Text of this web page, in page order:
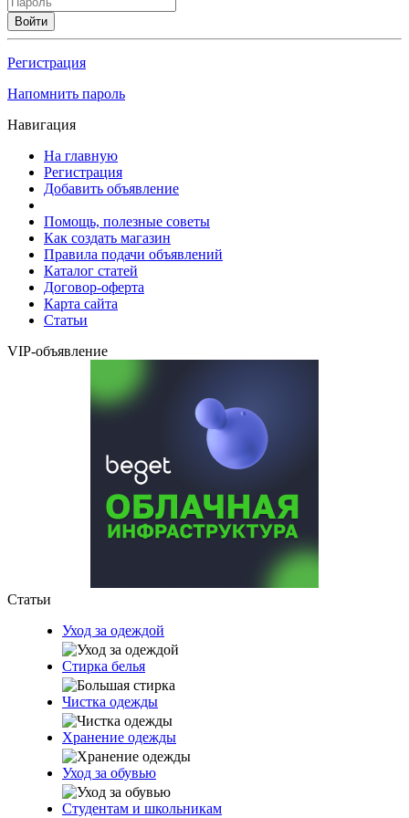
Войти
Регистрация
Напомнить пароль
Навигация
На главную
Регистрация
Добавить объявление
Помощь, полезные советы
Как создать магазин
Правила подачи объявлений
Каталог статей
Договор-оферта
Карта сайта
Статьи
VIP-объявление
Статьи
Уход за одеждой
Стирка белья
Чистка одежды
Хранение одежды
Уход за обувью
Студентам и школьникам